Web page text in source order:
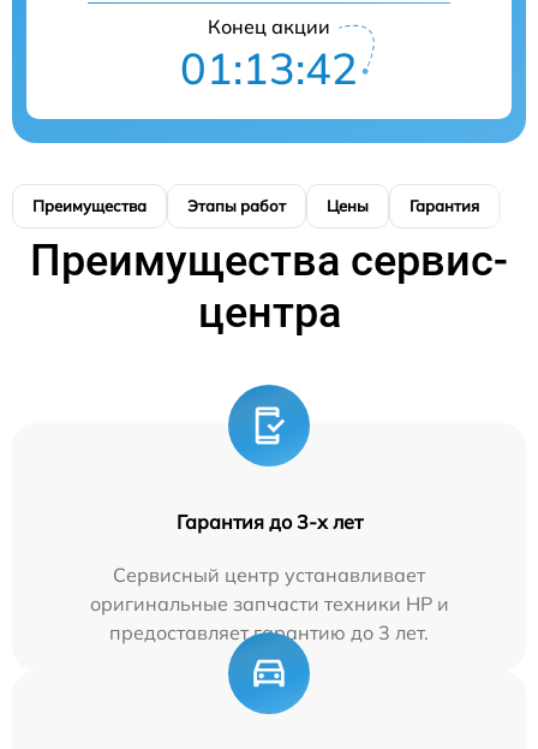
Конец акции
01:13:41
Преимущества Этапы работ Цены Гарантия
Преимущества сервис-
центра
Гарантия до 3-х лет
Сервисный центр устанавливает
оригинальные запчасти техники HP и
предоставляет гарантию до 3 лет.